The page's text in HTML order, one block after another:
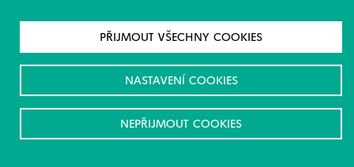
Revize, rekonstrukce a opravy
Projekční činnost
PŘIJMOUT VŠECHNY COOKIES
NASTAVENÍ COOKIES
NEPŘIJMOUT COOKIES